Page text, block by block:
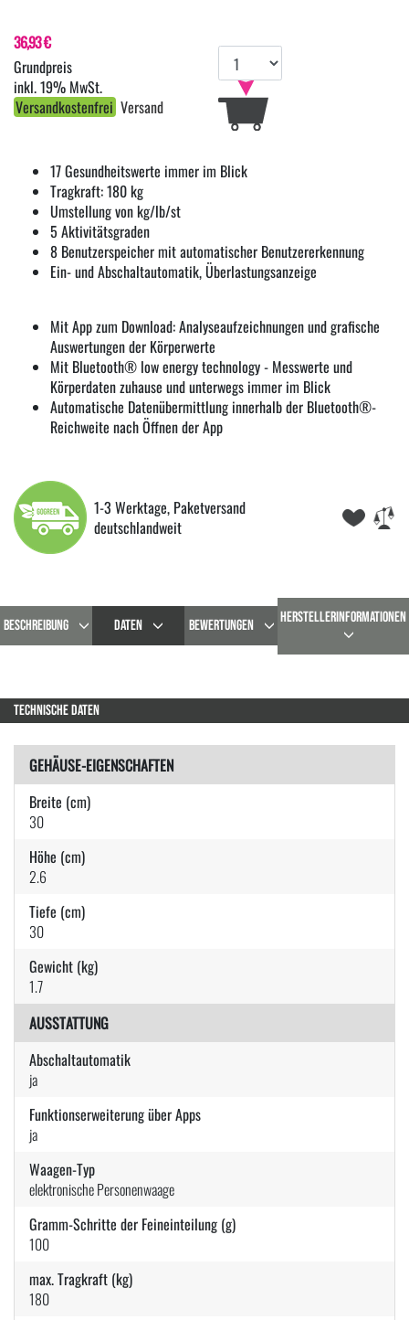
17 Gesundheitswerte immer im Blick
Tragkraft: 180 kg
Umstellung von kg/lb/st
5 Aktivitätsgraden
8 Benutzerspeicher mit automatischer Benutzererkennung
Ein- und Abschaltautomatik, Überlastungsanzeige
Mit App zum Download: Analyseaufzeichnungen und grafische
Auswertungen der Körperwerte
Mit Bluetooth® low energy technology - Messwerte und
Körperdaten zuhause und unterwegs immer im Blick
Automatische Datenübermittlung innerhalb der Bluetooth®-
Reichweite nach Öffnen der App
1-3 Werktage, Paketversand
deutschlandweit
36,93 €
inkl. 19% MwSt.
Versandkostenfrei Versand
BESCHREIBUNG DATEN BEWERTUNGEN HERSTELLERINFORMATIONEN
TECHNISCHE DATEN
GEHÄUSE-EIGENSCHAFTEN
Breite (cm)
30
Höhe (cm)
2.6
Tiefe (cm)
30
Gewicht (kg)
1.7
AUSSTATTUNG
Abschaltautomatik
ja
Funktionserweiterung über Apps
ja
Waagen-Typ
elektronische Personenwaage
Gramm-Schritte der Feineinteilung (g)
100
max. Tragkraft (kg)
180